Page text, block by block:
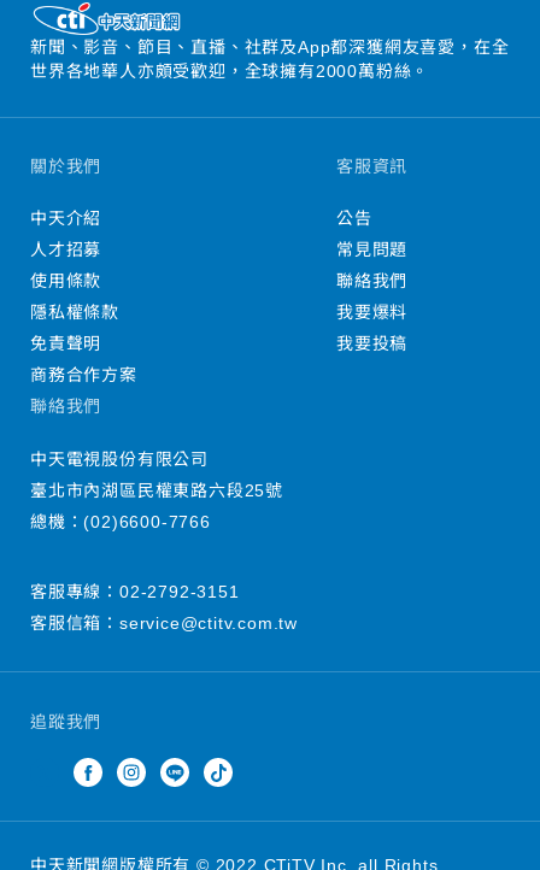
新聞、影音、節目、直播、社群及App都深獲網友喜愛，在全
世界各地華人亦頗受歡迎，全球擁有2000萬粉絲。
追蹤我們
關於我們
中天介紹
人才招募
使用條款
隱私權條款
免責聲明
商務合作方案
客服資訊
公告
常見問題
聯絡我們
我要爆料
我要投稿
聯絡我們
中天電視股份有限公司
臺北市內湖區民權東路六段25號
總機：(02)6600-7766
客服專線： 02-2792-3151
客服信箱： service@ctitv.com.tw
中天新聞網版權所有 © 2022 CTiTV Inc. all Rights